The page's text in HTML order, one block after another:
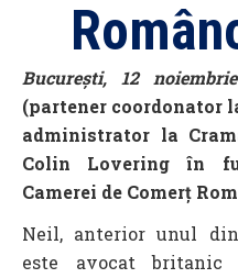
București, 12
(partener coordonator
administrator la
Colin Lovering în
Camerei de Comerț
Neil, anterior unul
este avocat